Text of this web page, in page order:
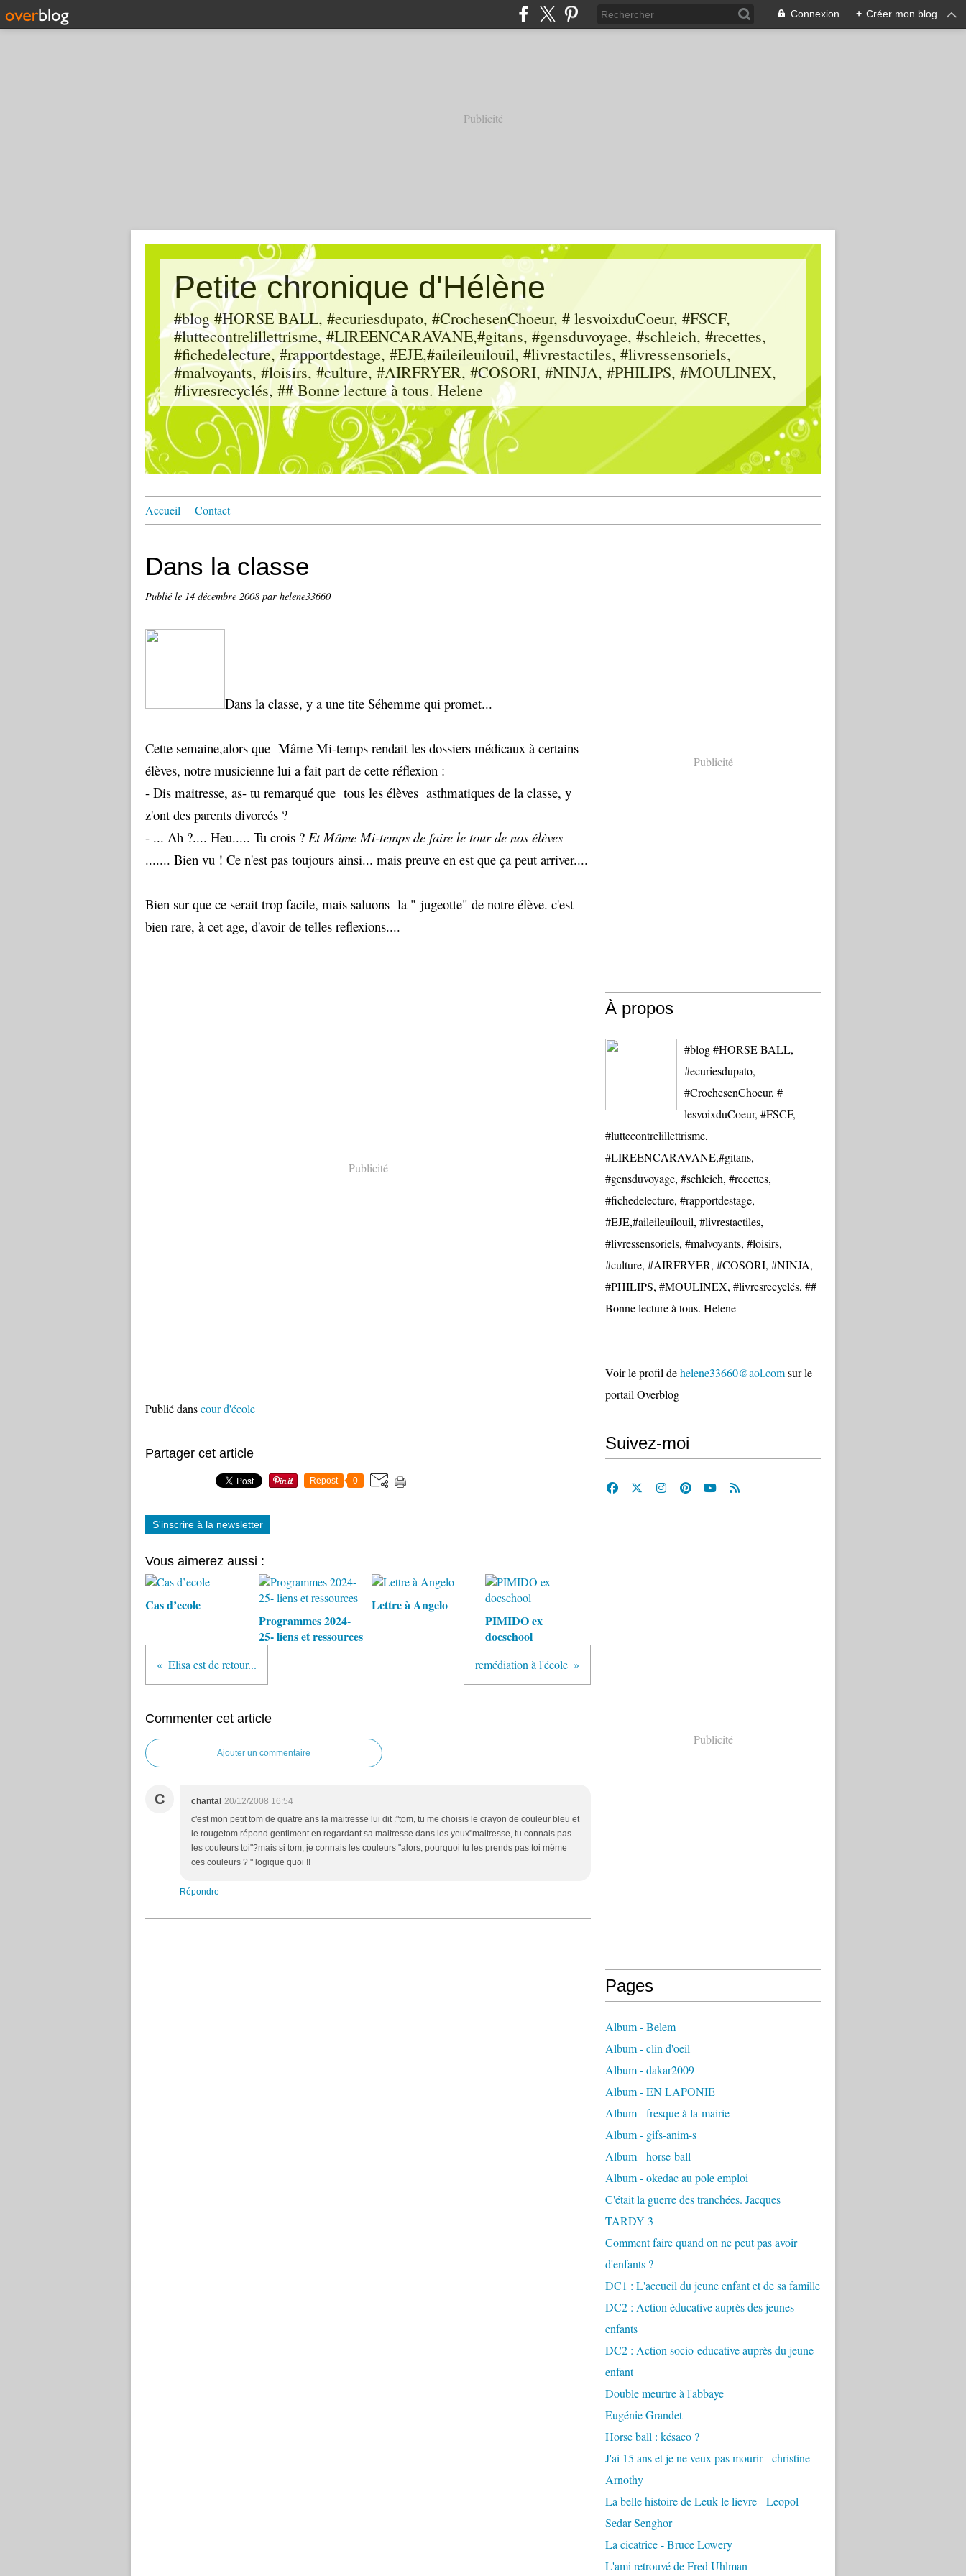
Connexion + Créer mon blog
Publicité
Petite chronique d'Hélène
#blog #HORSE BALL, #ecuriesdupato, #CrochesenChoeur, # lesvoixduCoeur, #FSCF,
#luttecontrelillettrisme, #LIREENCARAVANE,#gitans, #gensduvoyage, #schleich, #recettes,
#fichedelecture, #rapportdestage, #EJE,#aileileuilouil, #livrestactiles, #livressensoriels,
#malvoyants, #loisirs, #culture, #AIRFRYER, #COSORI, #NINJA, #PHILIPS, #MOULINEX,
#livresrecyclés, ## Bonne lecture à tous. Helene
Accueil Contact
Dans la classe
Publié le 14 décembre 2008 par helene33660
Dans la classe, y a une tite Séhemme qui promet...
Cette semaine,alors que Mâme Mi-temps rendait les dossiers médicaux à certains
élèves, notre musicienne lui a fait part de cette réflexion :
- Dis maitresse, as- tu remarqué que tous les élèves asthmatiques de la classe, y
z'ont des parents divorcés ?
- ... Ah ?.... Heu..... Tu crois ? Et Mâme Mi-temps de faire le tour de nos élèves
....... Bien vu ! Ce n'est pas toujours ainsi... mais preuve en est que ça peut arriver....
Bien sur que ce serait trop facile, mais saluons la " jugeotte" de notre élève. c'est
bien rare, à cet age, d'avoir de telles reflexions....
Publicité
Publié danscour d'école
Partager cet article
Repost 0
S'inscrire à la newsletter
Vous aimerez aussi :
Cas d’ecole
Programmes 2024-
25- liens et ressources
Lettre à Angelo
PIMIDO ex
docschool
Elisa est de retour... remédiation à l'école
Commenter cet article
Ajouter un commentaire
C chantal 20/12/2008 16:54
c'est mon petit tom de quatre ans la maitresse lui dit :"tom, tu me choisis le crayon de couleur bleu et
le rougetom répond gentiment en regardant sa maitresse dans les yeux"maitresse, tu connais pas
les couleurs toi"?mais si tom, je connais les couleurs "alors, pourquoi tu les prends pas toi même
ces couleurs ? " logique quoi !!
Répondre
Publicité
À propos
#blog #HORSE BALL,
#ecuriesdupato,
#CrochesenChoeur, #
lesvoixduCoeur, #FSCF,
#luttecontrelillettrisme,
#LIREENCARAVANE,#gitans,
#gensduvoyage, #schleich, #recettes,
#fichedelecture, #rapportdestage,
#EJE,#aileileuilouil, #livrestactiles,
#livressensoriels, #malvoyants, #loisirs,
#culture, #AIRFRYER, #COSORI, #NINJA,
#PHILIPS, #MOULINEX, #livresrecyclés, ##
Bonne lecture à tous. Helene
Voir le profil dehelene33660@aol.comsur le
portail Overblog
Suivez-moi
Publicité
Pages
Album - Belem
Album - clin d'oeil
Album - dakar2009
Album - EN LAPONIE
Album - fresque à la-mairie
Album - gifs-anim-s
Album - horse-ball
Album - okedac au pole emploi
C'était la guerre des tranchées. Jacques
TARDY 3
Comment faire quand on ne peut pas avoir
d'enfants ?
DC1 : L'accueil du jeune enfant et de sa famille
DC2 : Action éducative auprès des jeunes
enfants
DC2 : Action socio-educative auprès du jeune
enfant
Double meurtre à l'abbaye
Eugénie Grandet
Horse ball : késaco ?
J'ai 15 ans et je ne veux pas mourir - christine
Arnothy
La belle histoire de Leuk le lievre - Leopol
Sedar Senghor
La cicatrice - Bruce Lowery
L'ami retrouvé de Fred Uhlman